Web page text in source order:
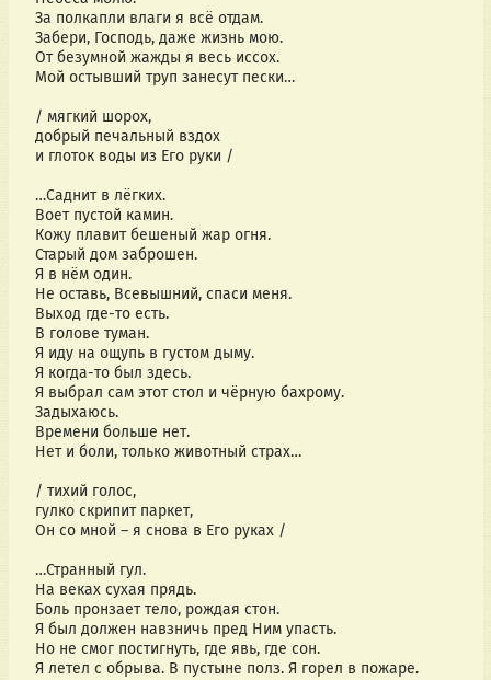
За полкапли влаги я всё отдам.
Забери, Господь, даже жизнь мою.
От безумной жажды я весь иссох.
Мой остывший труп занесут пески…
/ мягкий шорох,
добрый печальный вздох
и глоток воды из Его руки /
…Саднит в лёгких.
Воет пустой камин.
Кожу плавит бешеный жар огня.
Старый дом заброшен.
Я в нём один.
Не оставь, Всевышний, спаси меня.
Выход где-то есть.
В голове туман.
Я иду на ощупь в густом дыму.
Я когда-то был здесь.
Я выбрал сам этот стол и чёрную бахрому.
Задыхаюсь.
Времени больше нет.
Нет и боли, только животный страх…
/ тихий голос,
гулко скрипит паркет,
Он со мной – я снова в Его руках /
…Странный гул.
На веках сухая прядь.
Боль пронзает тело, рождая стон.
Я был должен навзничь пред Ним упасть.
Но не смог постигнуть, где явь, где сон.
Я летел с обрыва. В пустыне полз. Я горел в пожаре.